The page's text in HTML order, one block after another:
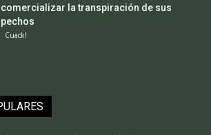
comercializar la transpiración de sus
pechos
Cuack!